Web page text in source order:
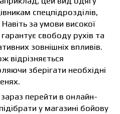
спецпідрозділів,
за умови високої
свободу рухів та
зовнішніх впливів.
відрізняється
зберігати необхідні
перейти в онлайн-
у магазині бойову